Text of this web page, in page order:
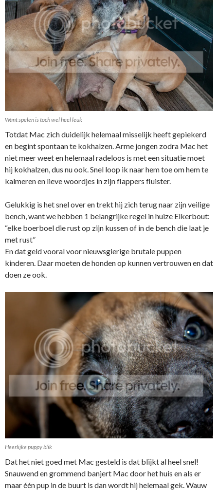
Want spelen is toch wel heel leuk
Totdat Mac zich duidelijk helemaal misselijk heeft gepiekerd
en begint spontaan te kokhalzen. Arme jongen zodra Mac het
niet meer weet en helemaal radeloos is met een situatie moet
hij kokhalzen, dus nu ook. Snel loop ik naar hem toe om hem te
kalmeren en lieve woordjes in zijn flappers fluister.
Gelukkig is het snel over en trekt hij zich terug naar zijn veilige
bench, want we hebben 1 belangrijke regel in huize Elkerbout:
“elke boerboel die rust op zijn kussen of in de bench die laat je
met rust”
En dat geld vooral voor nieuwsgierige brutale puppen
kinderen. Daar moeten de honden op kunnen vertrouwen en dat
doen ze ook.
Heerlijke puppy blik
Dat het niet goed met Mac gesteld is dat blijkt al heel snel!
Snauwend en grommend banjert Mac door het huis en als er
maar één pup in de buurt is dan wordt hij helemaal gek. Wauw